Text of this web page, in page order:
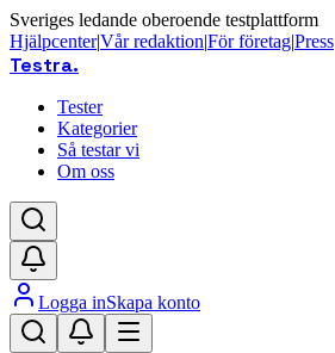
Sveriges ledande oberoende testplattform
Hjälpcenter|Vår redaktion|För företag|Press
Testra.
Tester
Kategorier
Så testar vi
Om oss
Logga inSkapa konto